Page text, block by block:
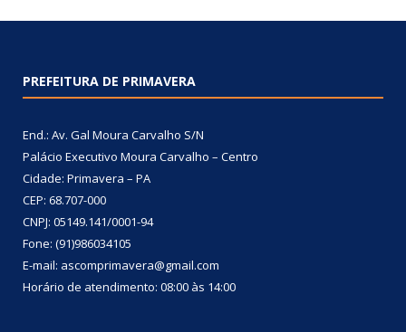
PREFEITURA DE PRIMAVERA
End.: Av. Gal Moura Carvalho S/N
Palácio Executivo Moura Carvalho – Centro
Cidade: Primavera – PA
CEP: 68.707-000
CNPJ: 05149.141/0001-94
Fone: (91)986034105
E-mail: ascomprimavera@gmail.com
Horário de atendimento: 08:00 às 14:00